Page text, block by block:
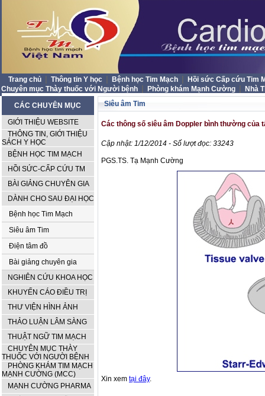
Trang chủ Thông tin Y học Bệnh học Tim Mạch
Hồi sức Cấp cứu Tim
Chuyên mục Thày thuốc với Người bệnh
Phòng khám Mạnh Cường
Nhà
CÁC CHUYÊN MỤC
GIỚI THIỆU WEBSITE
THÔNG TIN, GIỚI THIỆU
SÁCH Y HỌC
BỆNH HỌC TIM MẠCH
HỒI SỨC-CẤP CỨU TM
BÀI GIẢNG CHUYÊN GIA
DÀNH CHO SAU ĐẠI HỌC
Bệnh học Tim Mạch
Siêu âm Tim
Điện tâm đồ
Bài giảng chuyên gia
NGHIÊN CỨU KHOA HỌC
KHUYẾN CÁO ĐIỀU TRỊ
THƯ VIỆN HÌNH ẢNH
THẢO LUẬN LÂM SÀNG
THUẬT NGỮ TIM MẠCH
CHUYÊN MỤC THÀY
THUỐC VỚI NGƯỜI BỆNH
PHÒNG KHÁM TIM MẠCH
MẠNH CƯỜNG (MCC)
MẠNH CƯỜNG PHARMA
Siêu âm Tim
Các thông số siêu âm Doppler bình thường của
Cập nhật: 1/12/2014 - Số lượt đọc: 33243
PGS.TS. Tạ Mạnh Cường
Xin xem tại đây.